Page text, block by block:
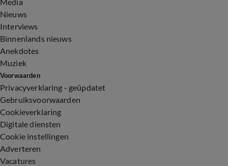
Nieuws
Interviews
Binnenlands nieuws
Anekdotes
Muziek
Voorwaarden
Privacyverklaring - geüpdatet
Gebruiksvoorwaarden
Cookieverklaring
Digitale diensten
Cookie instellingen
Adverteren
Vacatures